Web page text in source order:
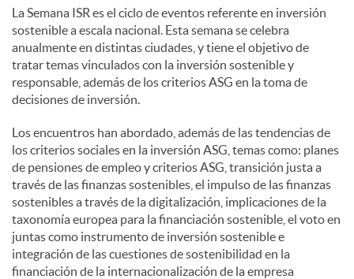
La Semana ISR es el ciclo de eventos referente en inversión
sostenible a escala nacional. Esta semana se celebra
anualmente en distintas ciudades, y tiene el objetivo de
tratar temas vinculados con la inversión sostenible y
responsable, además de los criterios ASG en la toma de
decisiones de inversión.
Los encuentros han abordado, además de las tendencias de
los criterios sociales en la inversión ASG, temas como: planes
de pensiones de empleo y criterios ASG, transición justa a
través de las finanzas sostenibles, el impulso de las finanzas
sostenibles a través de la digitalización, implicaciones de la
taxonomía europea para la financiación sostenible, el voto en
juntas como instrumento de inversión sostenible e
integración de las cuestiones de sostenibilidad en la
financiación de la internacionalización de la empresa